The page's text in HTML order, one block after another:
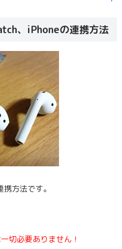
、iPhoneの連携方法
方法です。
切必要ありません！